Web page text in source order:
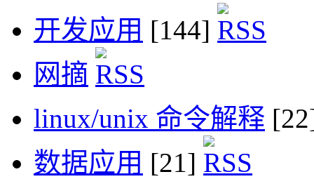
开发应用 [144]
网摘
linux/unix 命令解释
数据应用 [21]